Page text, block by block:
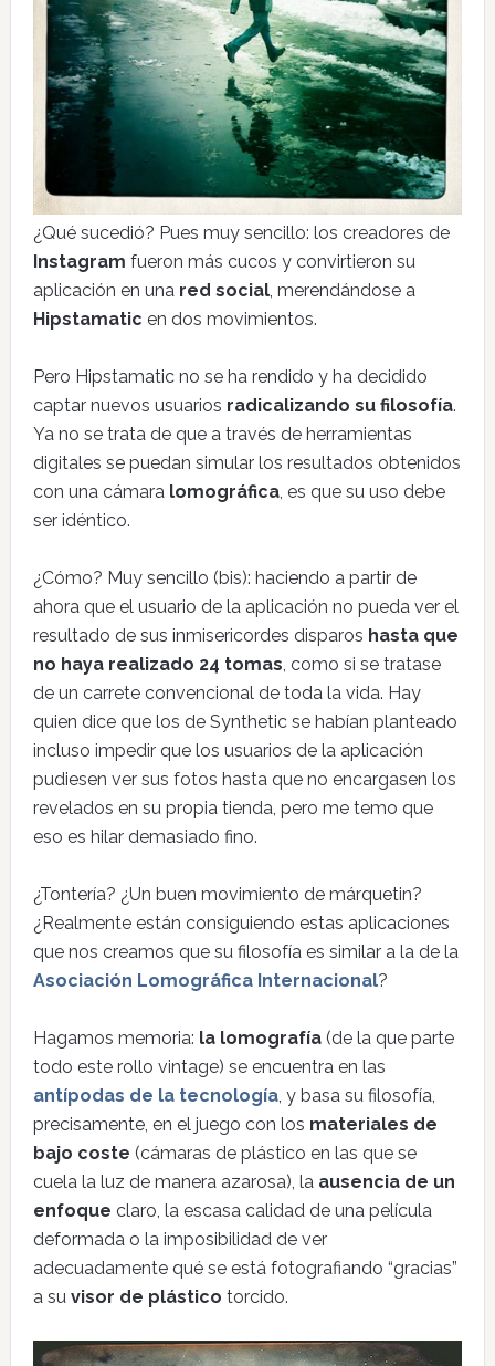
¿Qué sucedió? Pues muy sencillo: los creadores de
Instagram fueron más cucos y convirtieron su
aplicación en una red social, merendándose a
Hipstamatic en dos movimientos.
Pero Hipstamatic no se ha rendido y ha decidido
captar nuevos usuarios radicalizando su filosofía.
Ya no se trata de que a través de herramientas
digitales se puedan simular los resultados obtenidos
con una cámara lomográfica, es que su uso debe
ser idéntico.
¿Cómo? Muy sencillo (bis): haciendo a partir de
ahora que el usuario de la aplicación no pueda ver el
resultado de sus inmisericordes disparos hasta que
no haya realizado 24 tomas, como si se tratase
de un carrete convencional de toda la vida. Hay
quien dice que los de Synthetic se habían planteado
incluso impedir que los usuarios de la aplicación
pudiesen ver sus fotos hasta que no encargasen los
revelados en su propia tienda, pero me temo que
eso es hilar demasiado fino.
¿Tontería? ¿Un buen movimiento de márquetin?
¿Realmente están consiguiendo estas aplicaciones
que nos creamos que su filosofía es similar a la de la
Asociación Lomográfica Internacional?
Hagamos memoria: la lomografía(de la que parte
todo este rollo vintage) se encuentra en las
antípodas de la tecnología, y basa su filosofía,
precisamente, en el juego con los materiales de
bajo coste (cámaras de plástico en las que se
cuela la luz de manera azarosa), la ausencia de un
enfoque claro, la escasa calidad de una película
deformada o la imposibilidad de ver
adecuadamente qué se está fotografiando “gracias”
a su visor de plástico torcido.